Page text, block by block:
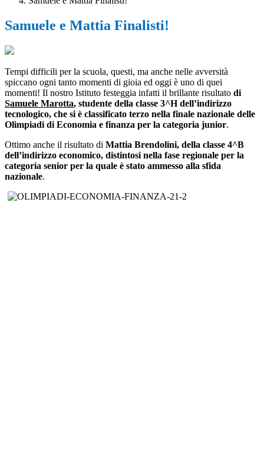
Samuele e Mattia Finalisti!
Tempi difficili per la scuola, questi, ma anche nelle avversità
spiccano ogni tanto momenti di gioia ed oggi è uno di quei
momenti! Il nostro Istituto festeggia infatti il brillante risultato di
Samuele Marotta, studente della classe 3^H dell’indirizzo
tecnologico, che si è classificato terzo nella finale nazionale delle
Olimpiadi di Economia e finanza per la categoria junior.
Ottimo anche il risultato di Mattia Brendolini, della classe 4^B
dell’indirizzo economico, distintosi nella fase regionale per la
categoria senior per la quale è stato ammesso alla sfida
nazionale.